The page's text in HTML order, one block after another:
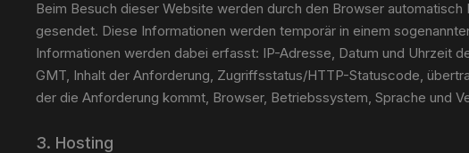
Beim Besuch dieser Website werden durch den Browser automatisch
gesendet. Diese Informationen werden temporär in einem
Informationen werden dabei erfasst: IP-Adresse, Datum und Uhrzeit
GMT, Inhalt der Anforderung, Zugriffsstatus/HTTP-Statuscode,
der die Anforderung kommt, Browser, Betriebssystem, Sprache und
3. Hosting